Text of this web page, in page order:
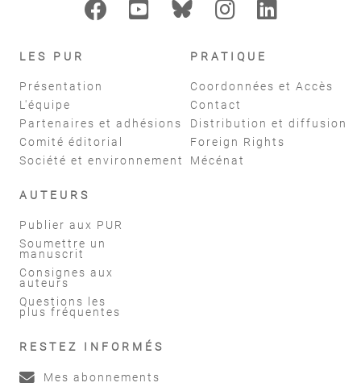
LES PUR
Présentation
L'équipe
Partenaires et adhésions
Comité éditorial
Société et environnement
PRATIQUE
Coordonnées et Accès
Contact
Distribution et diffusion
Foreign Rights
Mécénat
AUTEURS
Publier aux PUR
Soumettre un
manuscrit
Consignes aux
auteurs
Questions les
plus fréquentes
RESTEZ INFORMÉS
Mes abonnements